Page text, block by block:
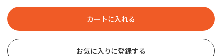
お気に入りに登録する